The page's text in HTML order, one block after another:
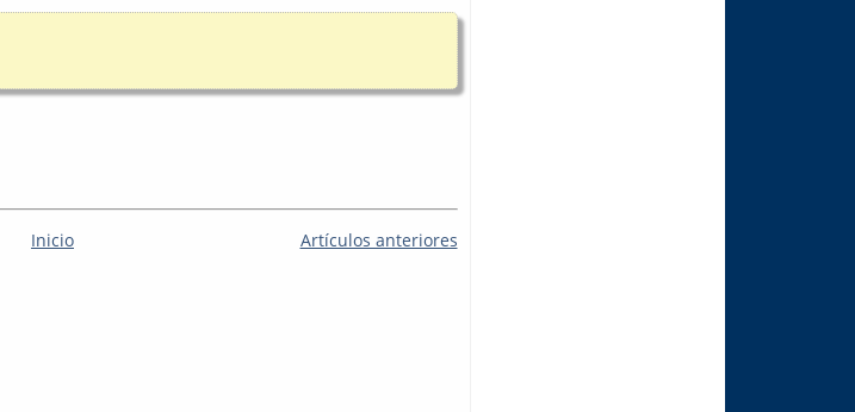
Artículos anteriores
Inicio